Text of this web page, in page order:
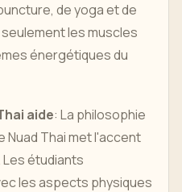
de yoga et de
les muscles
énergétiques du
aide: La philosophie
Nuad Thai met l'accent
étudiants
les aspects physiques